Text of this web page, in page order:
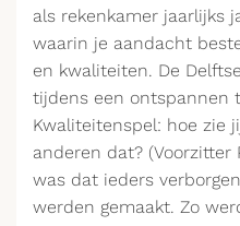
als rekenkamer jaarlijks
waarin je aandacht
en kwaliteiten. De
tijdens een ontspannen
Kwaliteitenspel: hoe zie
anderen dat? (Voorzitter
was dat ieders
werden gemaakt. Zo